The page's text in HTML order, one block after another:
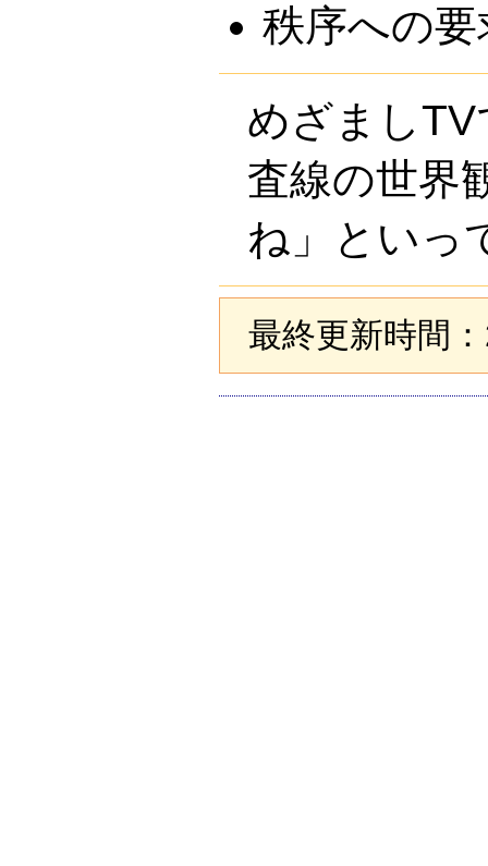
秩序への要
めざまし
査線の世界
ね」といっ
最終更新時間